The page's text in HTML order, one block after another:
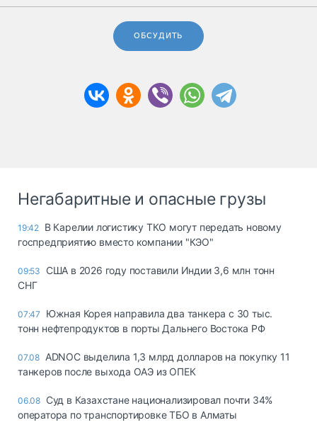
ОБСУДИТЬ
Негабаритные и опасные грузы
19:42 В Карелии логистику ТКО могут передать новому
госпредприятию вместо компании "КЭО"
09:53
США в 2026 году поставили Индии 3,6 млн тонн
СНГ
07:47
Южная Корея направила два танкера с 30 тыс.
тонн нефтепродуктов в порты Дальнего Востока РФ
07.08 ADNOC выделила 1,3 млрд долларов на покупку 11
танкеров после выхода ОАЭ из ОПЕК
06.08 Суд в Казахстане национализировал почти 34%
оператора по транспортировке ТБО в Алматы